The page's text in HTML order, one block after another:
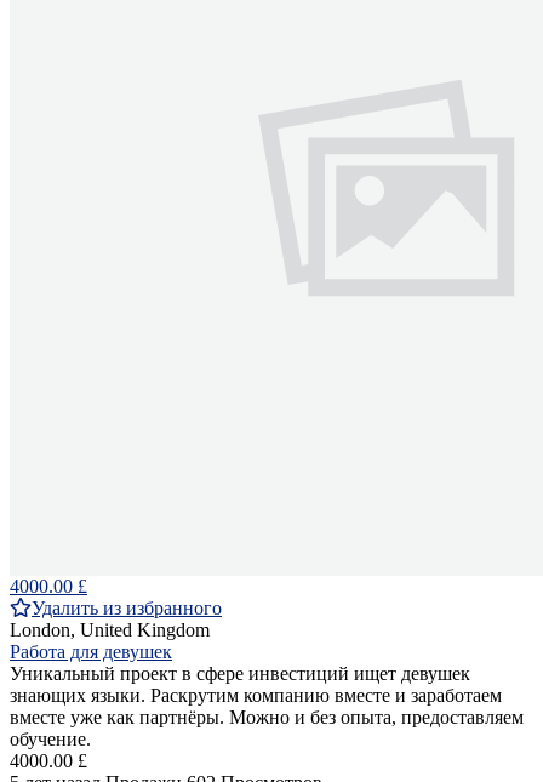
4000.00 £
Удалить из избранного
London, United Kingdom
Работа для девушек
Уникальный проект в сфере инвестиций ищет девушек
знающих языки. Раскрутим компанию вместе и заработаем
вместе уже как партнёры. Можно и без опыта, предоставляем
обучение.
4000.00 £